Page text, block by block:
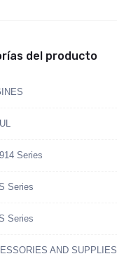
del producto
Series
Series
Series
AND SUPPLIES